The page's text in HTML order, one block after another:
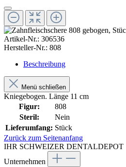
Artikel-Nr.: 306536
Hersteller-Nr.: 808
Beschreibung
Menü schließen
Kniegebogen. Länge 11 cm
Figur:
808
Steril:
Nein
Lieferumfang: Stück
Zurück zum Seitenanfang
IHR SCHWEIZER DENTALDEPOT
Unternehmen